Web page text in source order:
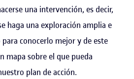
una intervención, es decir,
haga una exploración amplia e
conocerlo mejor y de este
mapa sobre el que pueda
plan de acción.